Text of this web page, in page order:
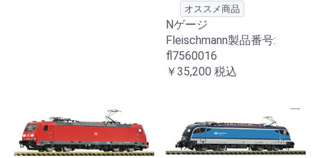
オススメ商品
Nゲージ
Fleischmann製品番号:
fl7560016
￥35,200 税込